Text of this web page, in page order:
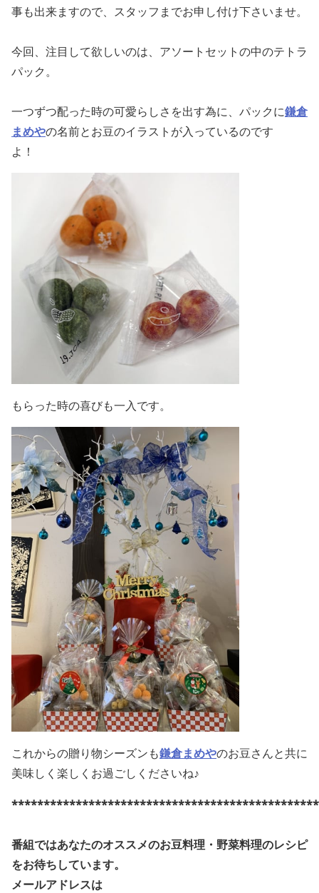
事も出来ますので、スタッフまでお申し付け下さいませ。
今回、注目して欲しいのは、アソートセットの中のテトラ
パック。
一つずつ配った時の可愛らしさを出す為に、パックに鎌倉
まめやの名前とお豆のイラストが入っているのです
よ！
もらった時の喜びも一入です。
これからの贈り物シーズンも鎌倉まめやのお豆さんと共に
美味しく楽しくお過ごしくださいね♪
番組ではあなたのオススメのお豆料理・野菜料理のレシピ
をお待ちしています。
メールアドレスは